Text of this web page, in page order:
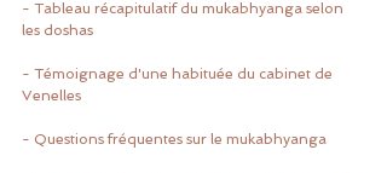
- Tableau récapitulatif du mukabhyanga selon
les doshas
- Témoignage d'une habituée du cabinet de
Venelles
- Questions fréquentes sur le mukabhyanga